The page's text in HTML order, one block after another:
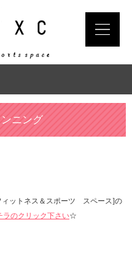
ニング
ィットネス＆スポーツ スペース]の
ラのクリック下さい☆